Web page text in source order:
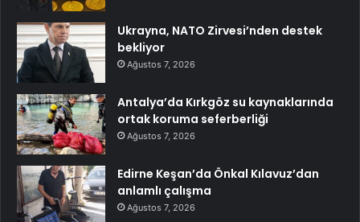
Ukrayna, NATO Zirvesi’nden destek
bekliyor
Ağustos 7, 2026
Antalya’da Kırkgöz su kaynaklarında
ortak koruma seferberliği
Ağustos 7, 2026
Edirne Keşan’da Önkal Kılavuz’dan
anlamlı çalışma
Ağustos 7, 2026